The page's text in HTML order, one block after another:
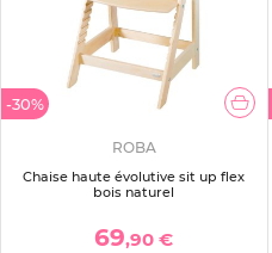
-30%
ROBA
Chaise haute évolutive sit up flex
bois naturel
69,90 €